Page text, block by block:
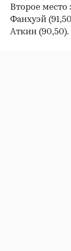
Второе
Фанхуэй
Аткин (90,50).